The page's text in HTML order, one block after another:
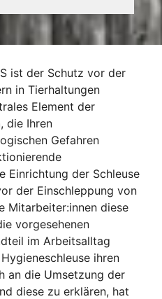
ist der Schutz vor der
in Tierhaltungen
Element der
die Ihren
Gefahren
Einrichtung der Schleuse
der Einschleppung von
Mitarbeiter:innen diese
vorgesehenen
im Arbeitsalltag
ihren
an die Umsetzung der
diese zu erklären, hat